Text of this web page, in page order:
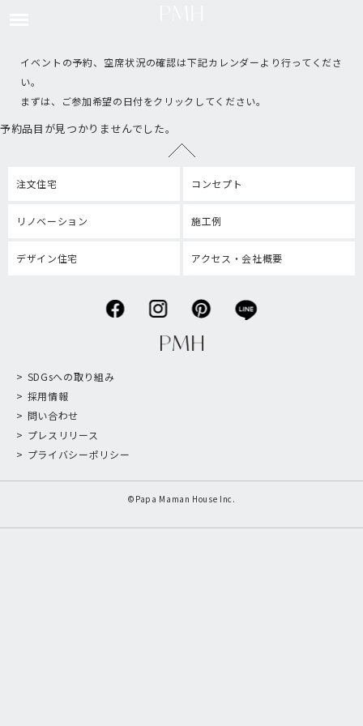
イベントの予約、空席状況の確認は下記カレンダーより行ってくださ
い。
まずは、ご参加希望の日付をクリックしてください。
予約品目が見つかりませんでした。
注文住宅 コンセプト
リノベーション 施工例
デザイン住宅 アクセス・会社概要
SDGsへの取り組み
採用情報
問い合わせ
プレスリリース
プライバシーポリシー
©Papa Maman House Inc.